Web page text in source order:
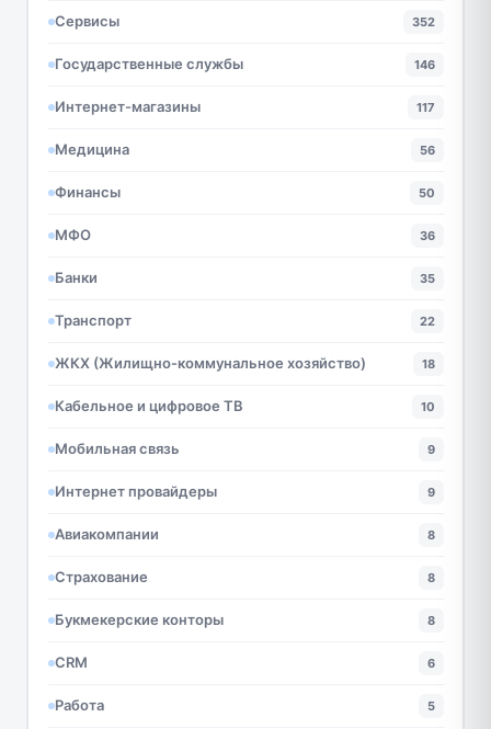
Сервисы 352
Государственные службы 146
Интернет-магазины 117
Медицина 56
Финансы 50
МФО 36
Банки 35
Транспорт 22
ЖКХ (Жилищно-коммунальное хозяйство) 18
Кабельное и цифровое ТВ 10
Мобильная связь 9
Интернет провайдеры 9
Авиакомпании 8
Страхование 8
Букмекерские конторы 8
CRM 6
Работа 5